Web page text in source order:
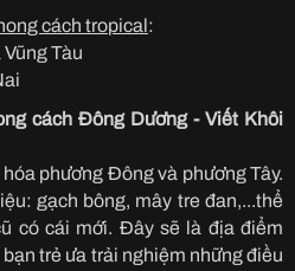
cách tropical :
Tàu
cách Đông Dương - Viết Khôi
phương Đông và phương Tây.
gạch bông, mây tre đan,...thể
có cái mới. Đây sẽ là địa điểm
trẻ ưa trải nghiệm những điều